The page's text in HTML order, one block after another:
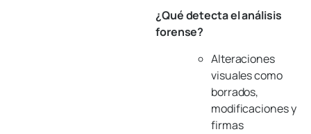
¿Qué detecta el análisis
forense?
Alteraciones
visuales como
borrados,
modificaciones y
firmas